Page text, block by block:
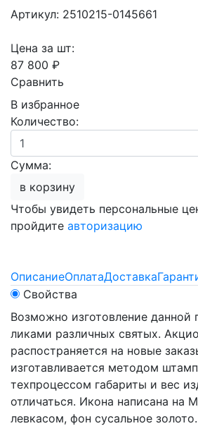
Артикул: 2510215-0145661
Цена за шт:
87 800 ₽
Сравнить
В избранное
Количество:
Сумма:
в корзину
Чтобы увидеть персональные
пройдите авторизацию
ОписаниеОплатаДоставка
Свойства
Возможно изготовление данной
ликами различных святых.
распостраняется на новые
изготавливается методом
техпроцессом габариты и вес
отличаться. Икона написана на
левкасом, фон сусальное